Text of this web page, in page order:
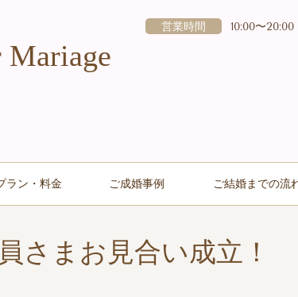
営業時間 10:00〜20:00
ラン・料金 ご成婚事例 ご結婚までの流
さまお見合い成立！